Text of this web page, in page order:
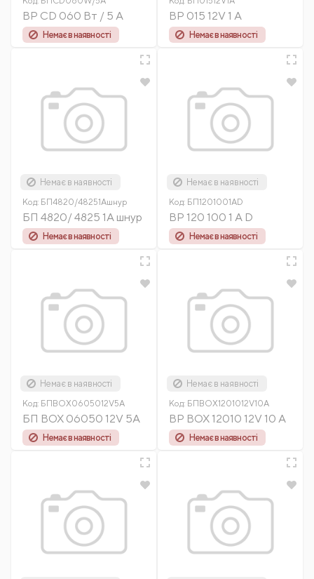
BP CD 060 Вт / 5 А
Немає в наявності
BP 015 12V 1 A
Немає в наявності
Немає в наявності
Код: БП4820/48251Ашнур
БП 4820/ 4825 1А шнур
Немає в наявності
Немає в наявності
Код: БП1201001АD
BP 120 100 1 A D
Немає в наявності
Немає в наявності
Код: БПBOX0605012V5А
БП BOX 06050 12V 5А
Немає в наявності
Немає в наявності
Код: БПBOX1201012V10А
BP BOX 12010 12V 10 A
Немає в наявності